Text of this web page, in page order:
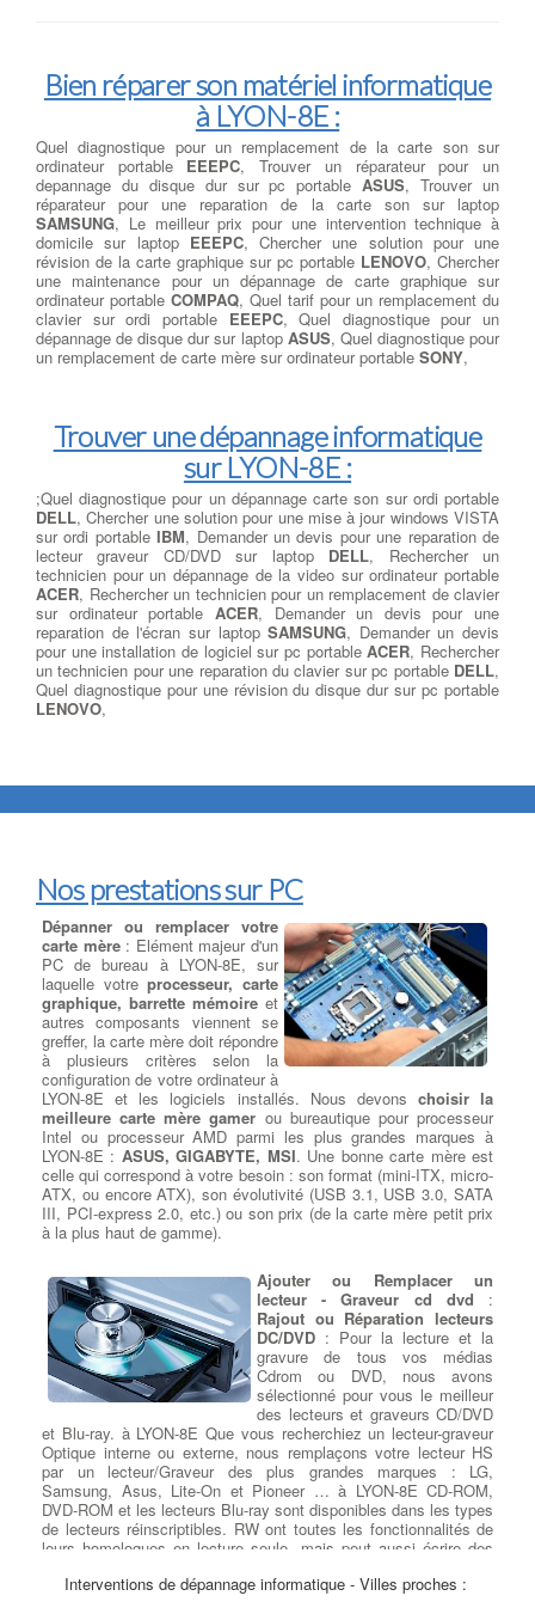
Bien réparer son matériel informatique
à LYON-8E :
Quel diagnostique pour un remplacement de la carte son sur
ordinateur portable EEEPC, Trouver un réparateur pour un
depannage du disque dur sur pc portableASUS, Trouver un
réparateur pour une reparation de la carte son sur laptop
SAMSUNG, Le meilleur prix pour une intervention technique à
domicile sur laptop EEEPC, Chercher une solution pour une
révision de la carte graphique sur pc portable LENOVO, Chercher
une maintenance pour un dépannage de carte graphique sur
ordinateur portable COMPAQ, Quel tarif pour un remplacement du
clavier sur ordi portable EEEPC, Quel diagnostique pour un
dépannage de disque dur sur laptop ASUS, Quel diagnostique pour
un remplacement de carte mère sur ordinateur portable SONY,
Trouver une dépannage informatique
sur LYON-8E :
;Quel diagnostique pour un dépannage carte son sur ordi portable
DELL, Chercher une solution pour une mise à jour windows VISTA
sur ordi portableIBM, Demander un devis pour une reparation de
lecteur graveur CD/DVD sur laptop DELL, Rechercher un
technicien pour un dépannage de la video sur ordinateur portable
ACER, Rechercher un technicien pour un remplacement de clavier
sur ordinateur portable ACER, Demander un devis pour une
reparation de l'écran sur laptopSAMSUNG, Demander un devis
pour une installation de logiciel sur pc portableACER, Rechercher
un technicien pour une reparation du clavier sur pc portable DELL,
Quel diagnostique pour une révision du disque dur sur pc portable
LENOVO,
Nos prestations sur PC
Dépanner ou remplacer votre
carte mère: Elément majeur d'un
PC de bureau à LYON-8E, sur
laquelle votreprocesseur, carte
graphique, barrette mémoire et
autres composants viennent se
greffer, la carte mère doit répondre
à plusieurs critères selon la
configuration de votre ordinateur à
LYON-8E et les logiciels installés. Nous devons choisir la
meilleure carte mère gamer ou bureautique pour processeur
Intel ou processeur AMD parmi les plus grandes marques à
LYON-8E : ASUS, GIGABYTE, MSI. Une bonne carte mère est
celle qui correspond à votre besoin : son format (mini-ITX, micro-
ATX, ou encore ATX), son évolutivité (USB 3.1, USB 3.0, SATA
III, PCI-express 2.0, etc.) ou son prix (de la carte mère petit prix
à la plus haut de gamme).
Ajouter ou Remplacer un
lecteur - Graveur cd dvd :
Rajout ou Réparation lecteurs
DC/DVD : Pour la lecture et la
gravure de tous vos médias
Cdrom ou DVD, nous avons
sélectionné pour vous le meilleur
des lecteurs et graveurs CD/DVD
et Blu-ray. à LYON-8E Que vous recherchiez un lecteur-graveur
Optique interne ou externe, nous remplaçons votre lecteur HS
par un lecteur/Graveur des plus grandes marques : LG,
Samsung, Asus, Lite-On et Pioneer … à LYON-8E CD-ROM,
DVD-ROM et les lecteurs Blu-ray sont disponibles dans les types
de lecteurs réinscriptibles. RW ont toutes les fonctionnalités de
leurs homologues en lecture seule, mais peut aussi écrire des
plus lent que vitesses de lecture pour maintenir la stabilité .
Interventions de dépannage informatique - Villes proches :